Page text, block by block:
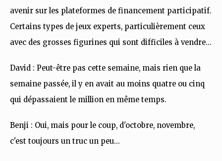
avenir sur les plateformes de financement participatif.
Certains types de jeux experts, particulièrement ceux
avec des grosses figurines qui sont difficiles à vendre...
David : Peut-être pas cette semaine, mais rien que la
semaine passée, il y en avait au moins quatre ou cinq
qui dépassaient le million en même temps.
Benji : Oui, mais pour le coup, d'octobre, novembre,
c'est toujours un truc un peu...